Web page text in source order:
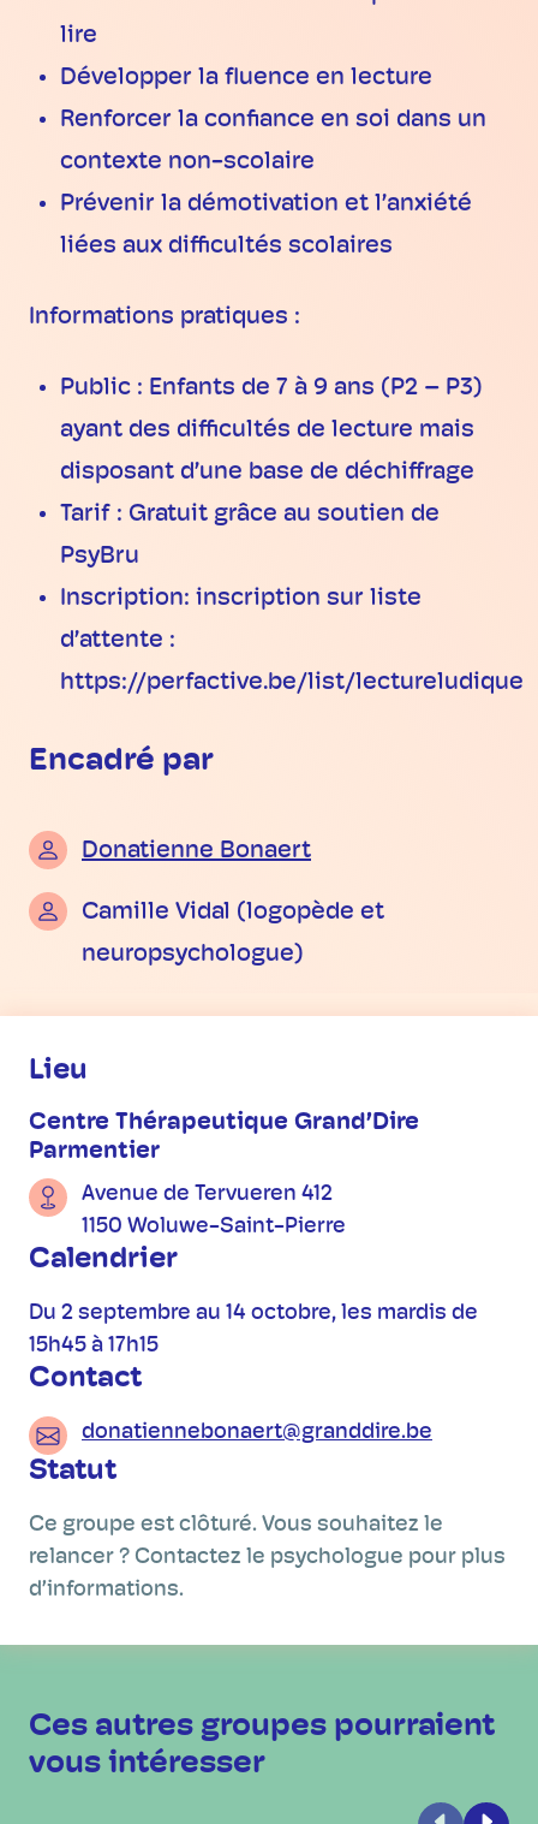
lire
Développer la fluence en lecture
Renforcer la confiance en soi dans un
contexte non-scolaire
Prévenir la démotivation et l’anxiété
liées aux difficultés scolaires
Informations pratiques :
Public : Enfants de 7 à 9 ans (P2 – P3)
ayant des difficultés de lecture mais
disposant d’une base de déchiffrage
Tarif : Gratuit grâce au soutien de
PsyBru
Inscription: inscription sur liste
d’attente :
https://perfactive.be/list/lectureludique
Encadré par
Donatienne Bonaert
Camille Vidal (logopède et
neuropsychologue)
Informations pratiques
Lieu
Centre Thérapeutique Grand’Dire
Parmentier
Avenue de Tervueren 412
1150 Woluwe-Saint-Pierre
Calendrier
Du 2 septembre au 14 octobre, les mardis de
15h45 à 17h15
Contact
donatiennebonaert@granddire.be
Statut
Ce groupe est clôturé. Vous souhaitez le
relancer ? Contactez le psychologue pour plus
d’informations.
Ces autres groupes pourraient
vous intéresser